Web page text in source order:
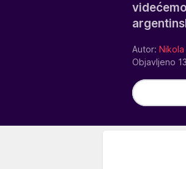
Autor: Nikola
Objavljeno